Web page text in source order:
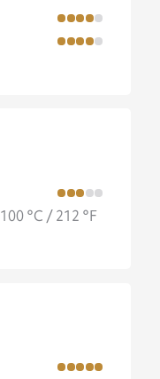
100 °C / 212 °F